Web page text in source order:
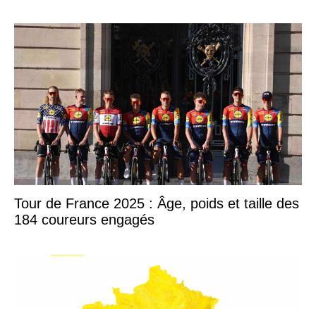
Tour de France 2025 : Âge, poids et taille des
184 coureurs engagés